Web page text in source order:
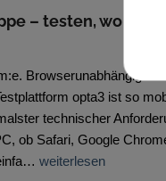
– testen, wo
Browserunabhängig &
opta3 ist so
technischer
ob Safari, Google
weiterlesen